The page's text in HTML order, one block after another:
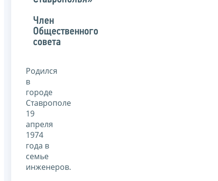
Член
Общественного
совета
Родился
в
городе
Ставрополе
19
апреля
1974
года в
семье
инженеров.